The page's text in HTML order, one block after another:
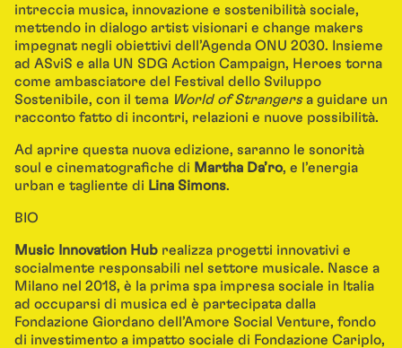
intreccia musica, innovazione e sostenibilità sociale,
mettendo in dialogo artist visionari e change makers
impegnat negli obiettivi dell’Agenda ONU 2030. Insieme
ad ASviS e alla UN SDG Action Campaign, Heroes torna
come ambasciatore del Festival dello Sviluppo
Sostenibile, con il tema World of Strangersa guidare un
racconto fatto di incontri, relazioni e nuove possibilità.
Ad aprire questa nuova edizione, saranno le sonorità
soul e cinematografiche di Martha Da’ro, e l’energia
urban e tagliente di Lina Simons.
BIO
Music Innovation Hub realizza progetti innovativi e
socialmente responsabili nel settore musicale. Nasce a
Milano nel 2018, è la prima spa impresa sociale in Italia
ad occuparsi di musica ed è partecipata dalla
Fondazione Giordano dell’Amore Social Venture, fondo
di investimento a impatto sociale di Fondazione Cariplo,